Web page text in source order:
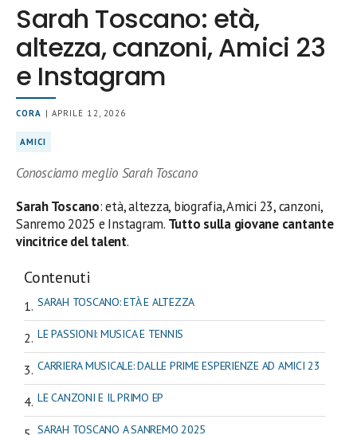
Sarah Toscano: età,
altezza, canzoni, Amici 23
e Instagram
CORA | APRILE 12, 2026
AMICI
Conosciamo meglio Sarah Toscano
Sarah Toscano: età, altezza, biografia, Amici 23, canzoni,
Sanremo 2025 e Instagram. Tutto sulla giovane cantante
vincitrice del talent.
Contenuti
SARAH TOSCANO: ETÀ E ALTEZZA
LE PASSIONI: MUSICA E TENNIS
CARRIERA MUSICALE: DALLE PRIME ESPERIENZE AD AMICI 23
LE CANZONI E IL PRIMO EP
SARAH TOSCANO A SANREMO 2025